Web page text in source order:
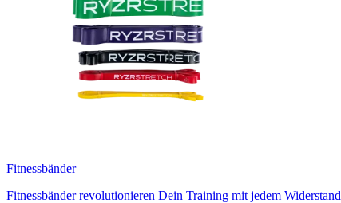
Fitnessbänder
Fitnessbänder revolutionieren Dein Training mit jedem Widerstand